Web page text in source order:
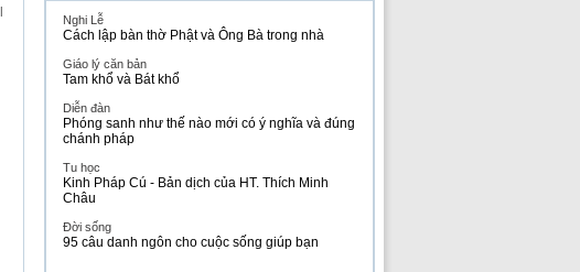
Nghi Lễ
Cách lập bàn thờ Phật và Ông Bà trong nhà
Giáo lý căn bản
Tam khổ và Bát khổ
Diễn đàn
Phóng sanh như thế nào mới có ý nghĩa và đúng
chánh pháp
Tu học
Kinh Pháp Cú - Bản dịch của HT. Thích Minh
Châu
Đời sống
95 câu danh ngôn cho cuộc sống giúp bạn